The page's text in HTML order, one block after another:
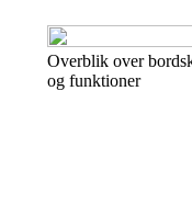
Overblik over
og funktioner